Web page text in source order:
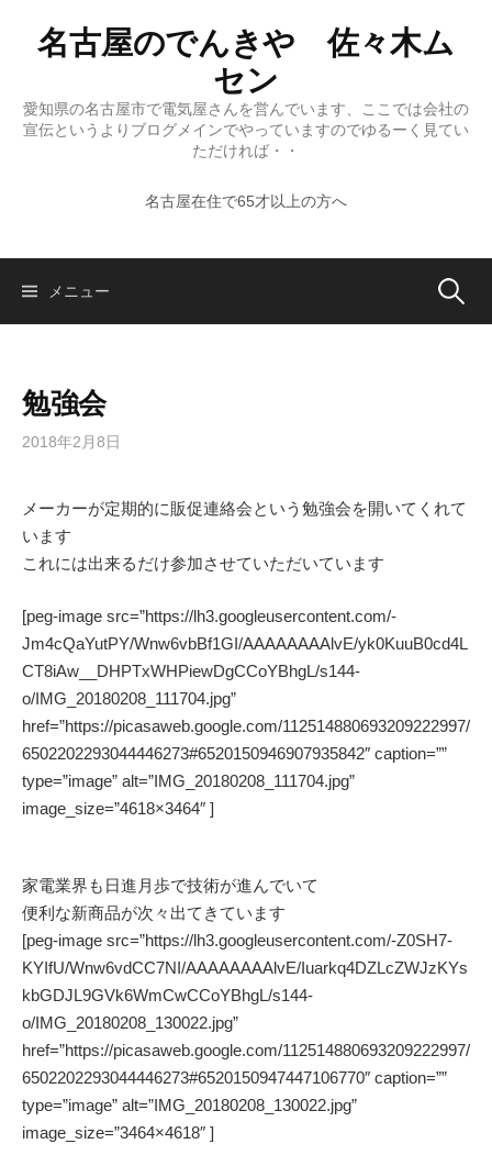
プ
名古屋のでんきや 佐々木ム
セン
愛知県の名古屋市で電気屋さんを営んでいます、ここでは会社の
宣伝というよりブログメインでやっていますのでゆるーく見てい
ただければ・・
名古屋在住で65才以上の方へ
メニュー 検
勉強会
2018年2月8日
メーカーが定期的に販促連絡会という勉強会を開いてくれて
います
これには出来るだけ参加させていただいています
[peg-image src=”https://lh3.googleusercontent.com/-
Jm4cQaYutPY/Wnw6vbBf1GI/AAAAAAAAlvE/yk0KuuB0cd4L
CT8iAw__DHPTxWHPiewDgCCoYBhgL/s144-
o/IMG_20180208_111704.jpg”
href=”https://picasaweb.google.com/112514880693209222997/
6502202293044446273#6520150946907935842″ caption=””
type=”image” alt=”IMG_20180208_111704.jpg”
image_size=”4618×3464″ ]
家電業界も日進月歩で技術が進んでいて
便利な新商品が次々出てきています
[peg-image src=”https://lh3.googleusercontent.com/-Z0SH7-
KYIfU/Wnw6vdCC7NI/AAAAAAAAlvE/Iuarkq4DZLcZWJzKYs
kbGDJL9GVk6WmCwCCoYBhgL/s144-
o/IMG_20180208_130022.jpg”
href=”https://picasaweb.google.com/112514880693209222997/
6502202293044446273#6520150947447106770″ caption=””
type=”image” alt=”IMG_20180208_130022.jpg”
image_size=”3464×4618″ ]